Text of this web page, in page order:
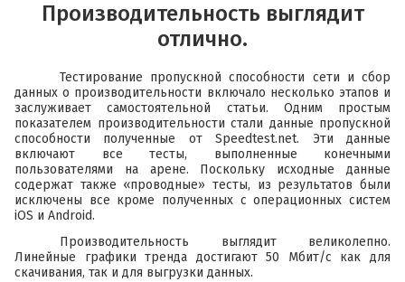
Производительность выглядит
отлично.
Тестирование пропускной способности сети и сбор
данных о производительности включало несколько этапов и
заслуживает самостоятельной статьи. Одним простым
показателем производительности стали данные пропускной
способности полученные от Speedtest.net. Эти данные
включают все тесты, выполненные конечными
пользователями на арене. Поскольку исходные данные
содержат также «проводные» тесты, из результатов были
исключены все кроме полученных с операционных систем
iOS и Android.
Производительность выглядит великолепно.
Линейные графики тренда достигают 50 Мбит/с как для
скачивания, так и для выгрузки данных.